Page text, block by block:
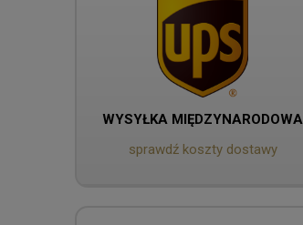
WYSYŁKA MIĘDZYNARODOWA
sprawdź koszty dostawy